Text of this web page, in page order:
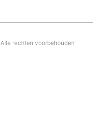
rechten voorbehouden